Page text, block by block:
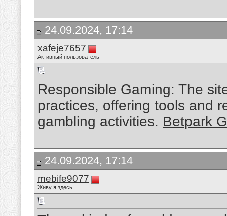
24.09.2024, 17:14
xafeje7657
Активный пользователь
Responsible Gaming: The
practices, offering tools and
gambling activities. Betpark
24.09.2024, 17:14
mebife9077
Живу я здесь